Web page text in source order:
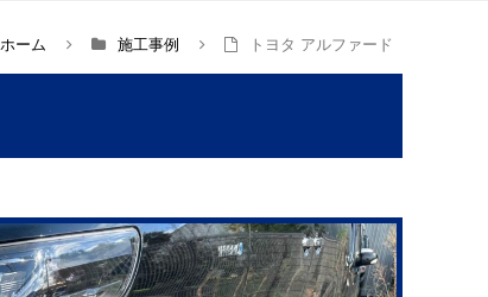
ホーム 施工事例 トヨタ アルファード